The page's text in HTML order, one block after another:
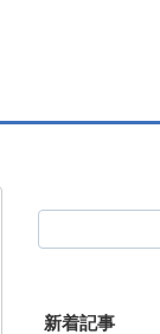
新着記事